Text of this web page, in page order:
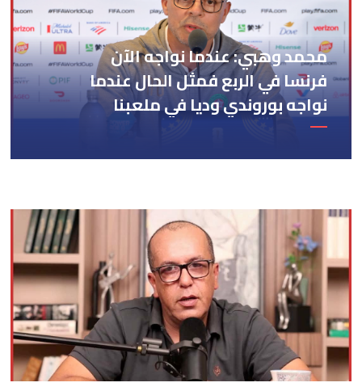
محمد وهبي: عندما نواجه الآن
فرنسا في الربع فمثل الحال عندما
نواجه بوروندي وديا في ملعبنا